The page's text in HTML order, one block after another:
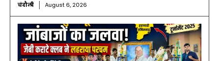
चंदौली August 6, 2026